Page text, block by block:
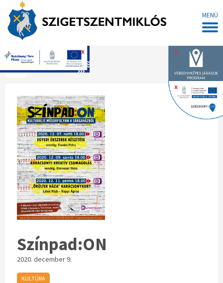
MENÜ
x
x
x
Főoldal
Színpad:ON
2020. december 9.
KULTÚRA